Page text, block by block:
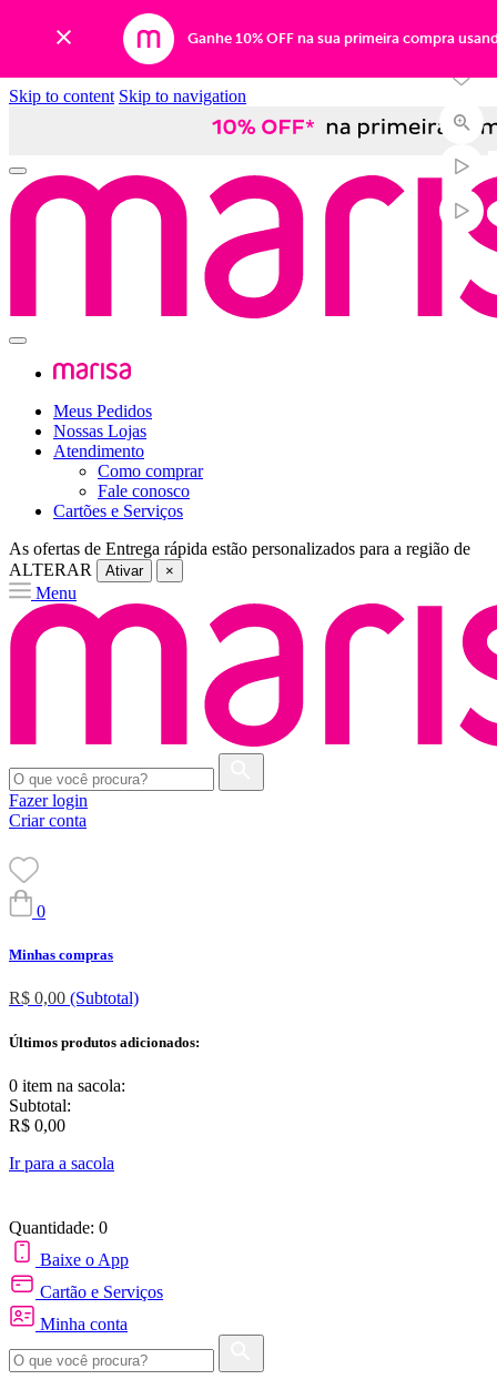
Ganhe 10% OFF na sua primeira compra
Skip to content Skip to navigation
Meus Pedidos
Nossas Lojas
Atendimento
Como comprar
Fale conosco
Cartões e Serviços
As ofertas de Entrega rápida estão personalizados para a região de
ALTERAR
Ativar ×
Menu
Fazer login
Criar conta
0
Minhas compras
R$ 0,00 (Subtotal)
Últimos produtos adicionados:
0 item na sacola:
Subtotal:
R$ 0,00
Ir para a sacola
Quantidade: 0
Baixe o App
Cartão e Serviços
Minha conta